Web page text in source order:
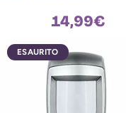
14,99€
ESAURITO